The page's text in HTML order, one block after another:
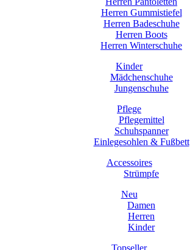
Herren Gummistiefel
Herren Badeschuhe
Herren Boots
Herren Winterschuhe
Kinder
Mädchenschuhe
Jungenschuhe
Pflege
Pflegemittel
Schuhspanner
Einlegesohlen & Fußbett
Accessoires
Strümpfe
Neu
Damen
Herren
Kinder
Topseller